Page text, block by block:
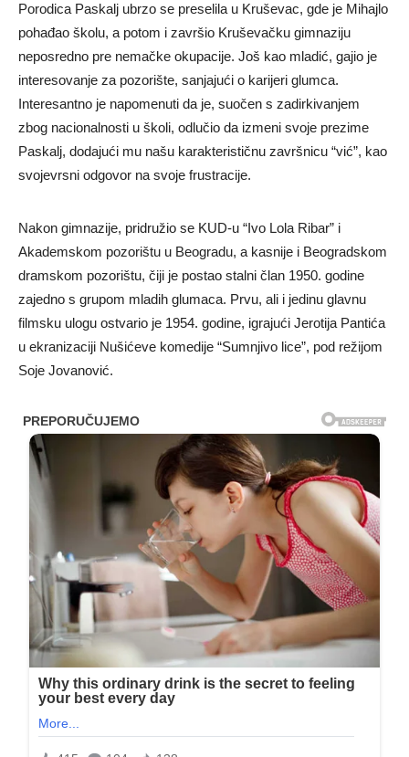
Porodica Paskalj ubrzo se preselila u Kruševac, gde je Mihajlo
pohađao školu, a potom i završio Kruševačku gimnaziju
neposredno pre nemačke okupacije. Još kao mladić, gajio je
interesovanje za pozorište, sanjajući o karijeri glumca.
Interesantno je napomenuti da je, suočen s zadirkivanjem
zbog nacionalnosti u školi, odlučio da izmeni svoje prezime
Paskalj, dodajući mu našu karakterističnu završnicu “vić”, kao
svojevrsni odgovor na svoje frustracije.
Nakon gimnazije, pridružio se KUD-u “Ivo Lola Ribar” i
Akademskom pozorištu u Beogradu, a kasnije i Beogradskom
dramskom pozorištu, čiji je postao stalni član 1950. godine
zajedno s grupom mladih glumaca. Prvu, ali i jedinu glavnu
filmsku ulogu ostvario je 1954. godine, igrajući Jerotija Pantića
u ekranizaciji Nušićeve komedije “Sumnjivo lice”, pod režijom
Soje Jovanović.